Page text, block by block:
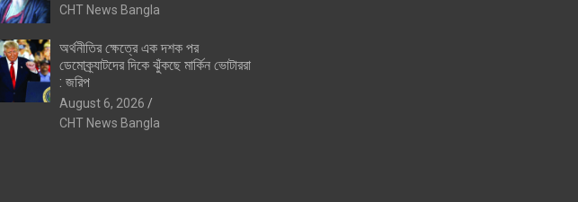
CHT News Bangla
অর্থনীতির ক্ষেত্রে এক দশক পর
ডেমোক্র্যাটদের দিকে ঝুঁকছে মার্কিন ভোটাররা
: জরিপ
August 6, 2026
CHT News Bangla